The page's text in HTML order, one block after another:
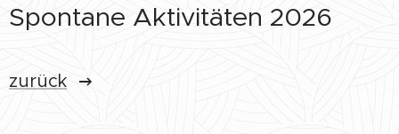
Spontane Aktivitäten 2026
zurück